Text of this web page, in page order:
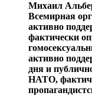
Михаил
Всемирная
активно
фактически
активно
дня и
НАТО,